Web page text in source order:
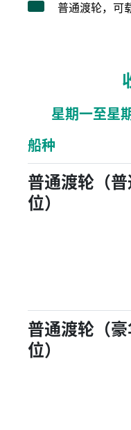
普通渡轮，可
星期一至星
船种
普通渡轮（
位）
普通渡轮（
位）